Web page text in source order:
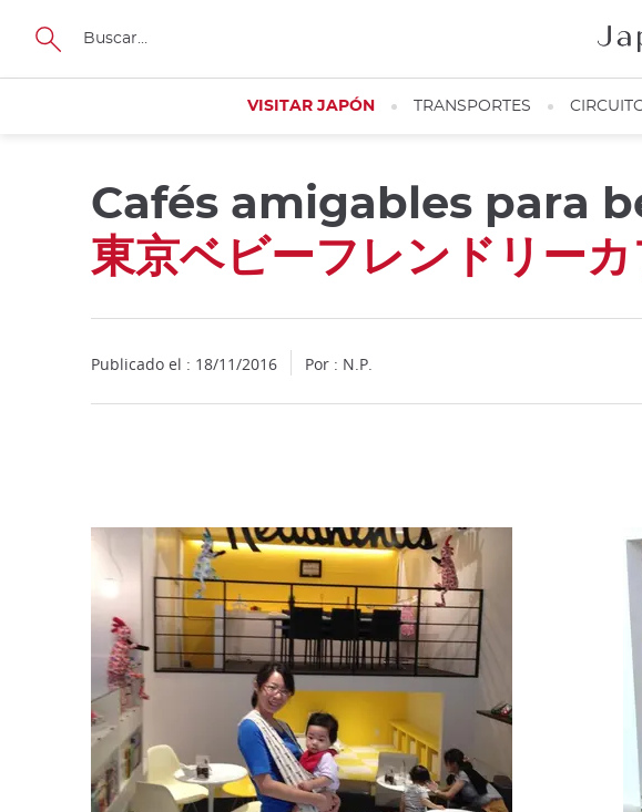
Tamaño
VISITAR JAPÓN TRANSPORTES
Cafés amigables para
東京ベビーフレンドリーカ
Publicado el : 18/11/2016 Por : N.P.